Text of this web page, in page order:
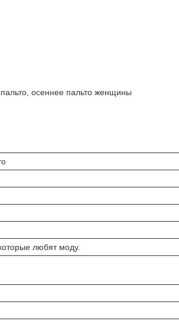
осеннее пальто женщины
любят моду.